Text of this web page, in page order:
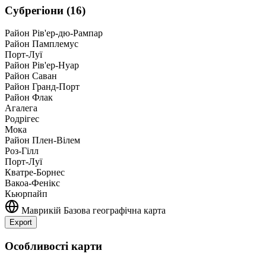
Субрегіони (16)
Район Рів'ер-дю-Рампар
Район Памплемус
Порт-Луї
Район Рів'ер-Нуар
Район Саван
Район Гранд-Порт
Район Флак
Агалега
Родрігес
Мока
Район Плен-Вілем
Роз-Гілл
Порт-Луї
Кватре-Борнес
Вакоа-Фенікс
Кьюрпайп
Маврикій Базова географічна карта
Export
+
Особливості карти